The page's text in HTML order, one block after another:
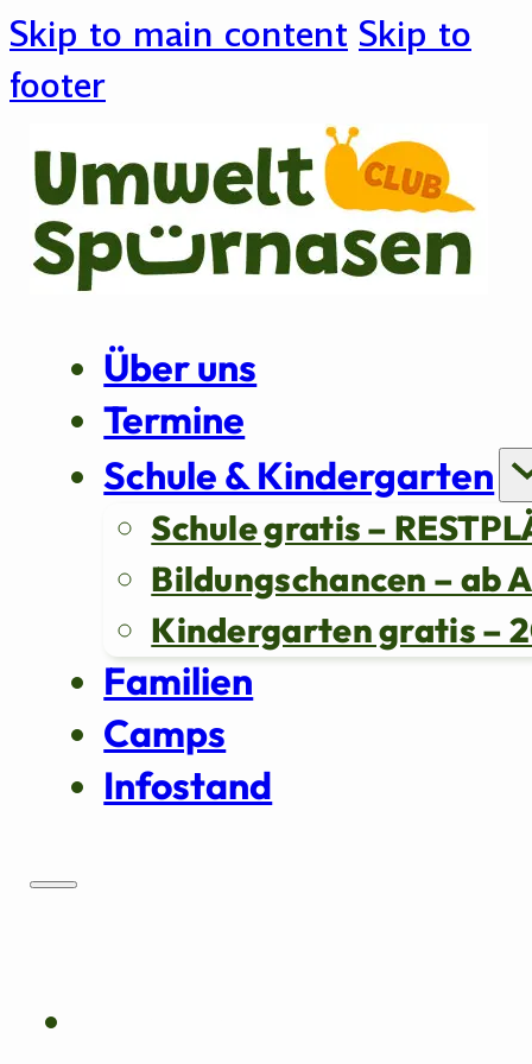
Skip to main content Skip to
footer
Über uns
Termine
Schule & Kindergarten
Schule gratis –
Bildungschancen – ab
Kindergarten gratis –
Familien
Camps
Infostand